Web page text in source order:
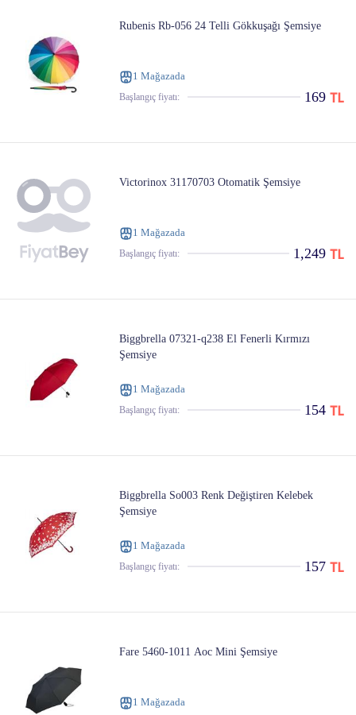
Rubenis Rb-056 24 Telli Gökkuşağı Şemsiye
1 Mağazada
Başlangıç ​​fiyatı: 169
Victorinox 31170703 Otomatik Şemsiye
1 Mağazada
Başlangıç ​​fiyatı: 1,249
Biggbrella 07321-q238 El Fenerli Kırmızı
Şemsiye
1 Mağazada
Başlangıç ​​fiyatı: 154
Biggbrella So003 Renk Değiştiren Kelebek
Şemsiye
1 Mağazada
Başlangıç ​​fiyatı: 157
Fare 5460-1011 Aoc Mini Şemsiye
1 Mağazada